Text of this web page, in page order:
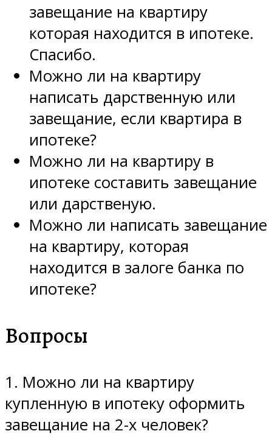
завещание на квартиру
которая находится в ипотеке.
Спасибо.
Можно ли на квартиру
написать дарственную или
завещание, если квартира в
ипотеке?
Можно ли на квартиру в
ипотеке составить завещание
или дарственую.
Можно ли написать завещание
на квартиру, которая
находится в залоге банка по
ипотеке?
Вопросы
1. Можно ли на квартиру
купленную в ипотеку оформить
завещание на 2-х человек?